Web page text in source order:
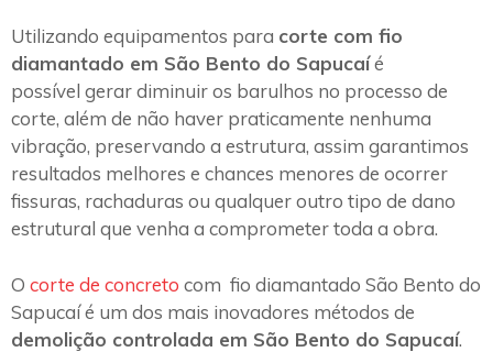
Utilizando equipamentos para corte com fio
diamantado em São Bento do Sapucaíé
possível gerar diminuir os barulhos no processo de
corte, além de não haver praticamente nenhuma
vibração, preservando a estrutura, assim garantimos
resultados melhores e chances menores de ocorrer
fissuras, rachaduras ou qualquer outro tipo de dano
estrutural que venha a comprometer toda a obra.
O corte de concreto com fio diamantado São Bento do
Sapucaí é um dos mais inovadores métodos de
demolição controlada em São Bento do Sapucaí.